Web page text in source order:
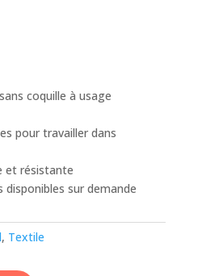
coquille à usage
pour travailler dans
et résistante
disponibles sur demande
, Textile